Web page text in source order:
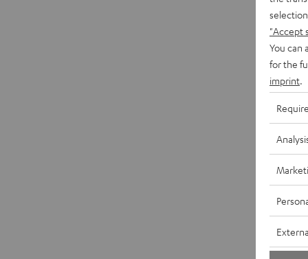
"Accept
You can
for the
imprint.